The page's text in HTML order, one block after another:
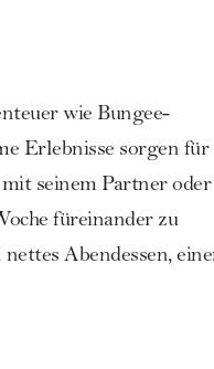
wie Bungee-
Erlebnisse sorgen für
seinem Partner oder
füreinander zu
Abendessen,